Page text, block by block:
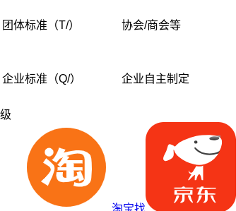
团体标准（T/） 协会/商会等
企业标准（Q/） 企业自主制定
级
淘宝找